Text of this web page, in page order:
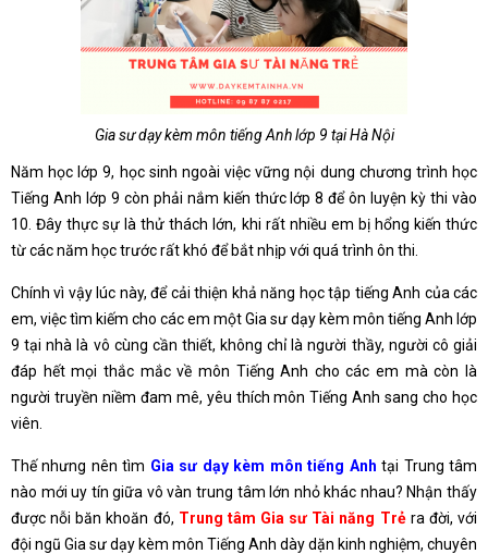
Gia sư dạy kèm môn tiếng Anh lớp 9 tại Hà Nội
Năm học lớp 9, học sinh ngoài việc vững nội dung chương trình học
Tiếng Anh lớp 9 còn phải nắm kiến thức lớp 8 để ôn luyện kỳ thi vào
10. Đây thực sự là thử thách lớn, khi rất nhiều em bị hổng kiến thức
từ các năm học trước rất khó để bắt nhịp với quá trình ôn thi.
Chính vì vậy lúc này, để cải thiện khả năng học tập tiếng Anh của các
em, việc tìm kiếm cho các em một Gia sư dạy kèm môn tiếng Anh lớp
9 tại nhà là vô cùng cần thiết, không chỉ là người thầy, người cô giải
đáp hết mọi thắc mắc về môn Tiếng Anh cho các em mà còn là
người truyền niềm đam mê, yêu thích môn Tiếng Anh sang cho học
viên.
Thế nhưng nên tìm Gia sư dạy kèm môn tiếng Anh tại Trung tâm
nào mới uy tín giữa vô vàn trung tâm lớn nhỏ khác nhau? Nhận thấy
được nỗi băn khoăn đó, Trung tâm Gia sư Tài năng Trẻra đời, với
đội ngũ Gia sư dạy kèm môn Tiếng Anh dày dặn kinh nghiệm, chuyên